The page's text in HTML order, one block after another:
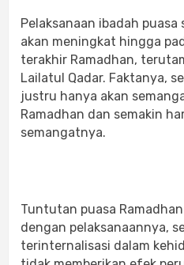
Pelaksanaan ibadah
akan meningkat hingga
terakhir Ramadhan,
Lailatul Qadar. Faktanya,
justru hanya akan
Ramadhan dan semakin
semangatnya.
Tuntutan puasa
dengan pelaksanaannya,
terinternalisasi dalam